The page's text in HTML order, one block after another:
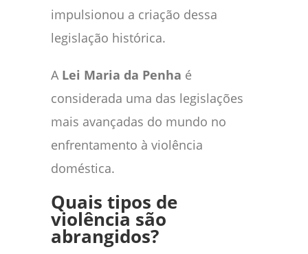
impulsionou a criação dessa
legislação histórica.
A Lei Maria da Penha é
considerada uma das legislações
mais avançadas do mundo no
enfrentamento à violência
doméstica.
Quais tipos de
violência são
abrangidos?